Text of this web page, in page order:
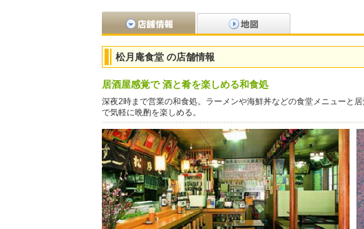
松月庵食堂 の店舗情報
居酒屋感覚で 酒と肴を楽しめる和食処
深夜2時まで営業の和食処。ラーメンや海鮮丼などの食堂メニューと
で気軽に晩酌を楽しめる。